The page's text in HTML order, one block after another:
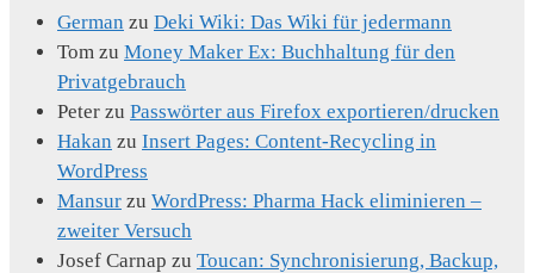
German zu Deki Wiki: Das Wiki für jedermann
Tom zu Money Maker Ex: Buchhaltung für den
Privatgebrauch
Peter zu Passwörter aus Firefox exportieren/drucken
Hakan zu Insert Pages: Content-Recycling in
WordPress
Mansur zu WordPress: Pharma Hack eliminieren –
zweiter Versuch
Josef Carnap zu Toucan: Synchronisierung, Backup,